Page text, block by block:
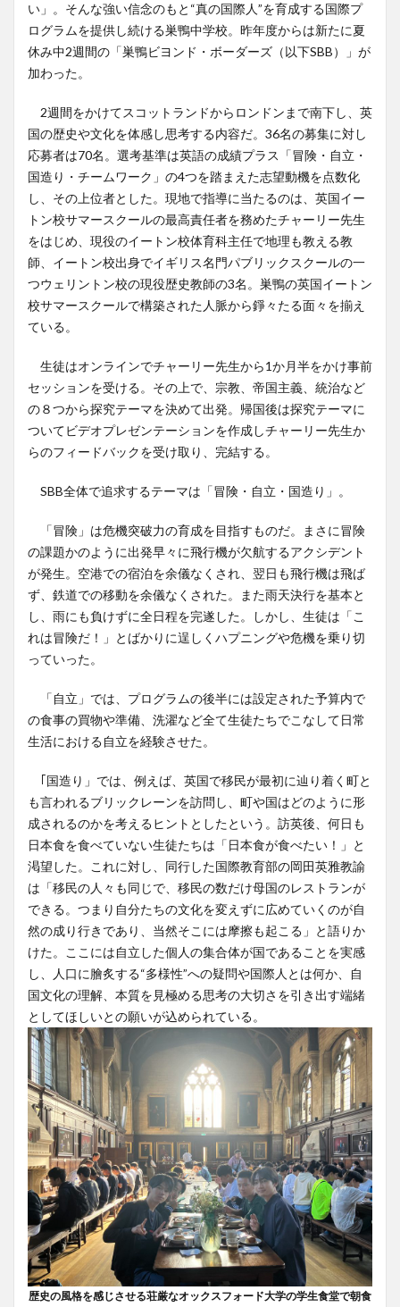
い」。そんな強い信念のもと“真の国際人”を育成する国際プ
ログラムを提供し続ける巣鴨中学校。昨年度からは新たに夏
休み中2週間の「巣鴨ビヨンド・ボーダーズ（以下SBB）」が
加わった。
2週間をかけてスコットランドからロンドンまで南下し、英
国の歴史や文化を体感し思考する内容だ。36名の募集に対し
応募者は70名。選考基準は英語の成績プラス「冒険・自立・
国造り・チームワーク」の4つを踏まえた志望動機を点数化
し、その上位者とした。現地で指導に当たるのは、英国イー
トン校サマースクールの最高責任者を務めたチャーリー先生
をはじめ、現役のイートン校体育科主任で地理も教える教
師、イートン校出身でイギリス名門パブリックスクールの一
つウェリントン校の現役歴史教師の3名。巣鴨の英国イートン
校サマースクールで構築された人脈から錚々たる面々を揃え
ている。
生徒はオンラインでチャーリー先生から1か月半をかけ事前
セッションを受ける。その上で、宗教、帝国主義、統治など
の８つから探究テーマを決めて出発。帰国後は探究テーマに
ついてビデオプレゼンテーションを作成しチャーリー先生か
らのフィードバックを受け取り、完結する。
SBB全体で追求するテーマは「冒険・自立・国造り」。
「冒険」は危機突破力の育成を目指すものだ。まさに冒険
の課題かのように出発早々に飛行機が欠航するアクシデント
が発生。空港での宿泊を余儀なくされ、翌日も飛行機は飛ば
ず、鉄道での移動を余儀なくされた。また雨天決行を基本と
し、雨にも負けずに全日程を完遂した。しかし、生徒は「こ
れは冒険だ！」とばかりに逞しくハプニングや危機を乗り切
っていった。
「自立」では、プログラムの後半には設定された予算内で
の食事の買物や準備、洗濯など全て生徒たちでこなして日常
生活における自立を経験させた。
｢国造り」では、例えば、英国で移民が最初に辿り着く町と
も言われるブリックレーンを訪問し、町や国はどのように形
成されるのかを考えるヒントとしたという。訪英後、何日も
日本食を食べていない生徒たちは「日本食が食べたい！」と
渇望した。これに対し、同行した国際教育部の岡田英雅教諭
は「移民の人々も同じで、移民の数だけ母国のレストランが
できる。つまり自分たちの文化を変えずに広めていくのが自
然の成り行きであり、当然そこには摩擦も起こる」と語りか
けた。ここには自立した個人の集合体が国であることを実感
し、人口に膾炙する“多様性”への疑問や国際人とは何か、自
国文化の理解、本質を見極める思考の大切さを引き出す端緒
としてほしいとの願いが込められている。
歴史の風格を感じさせる荘厳なオックスフォード大学の学生食堂で朝食